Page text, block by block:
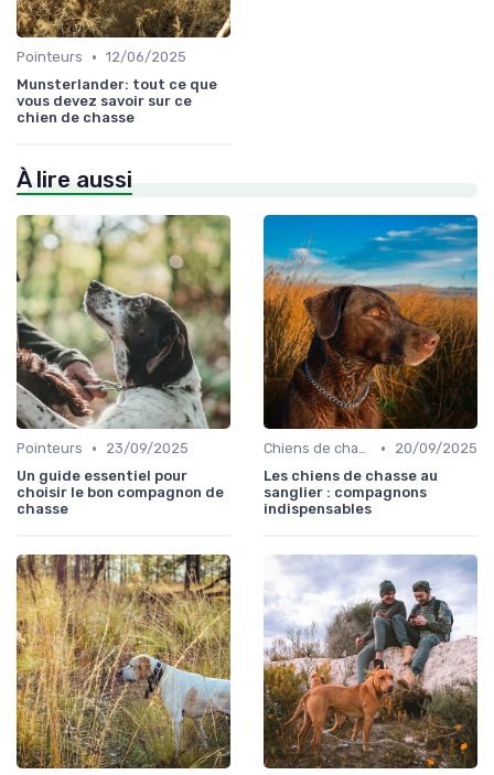
Pointeurs • 12/06/2025
Munsterlander: tout ce que
vous devez savoir sur ce
chien de chasse
À lire aussi
Pointeurs •
23/09/2025
Un guide essentiel pour
choisir le bon compagnon de
chasse
Chiens de chasse au sanglier •
20/09/2025
Les chiens de chasse au
sanglier : compagnons
indispensables